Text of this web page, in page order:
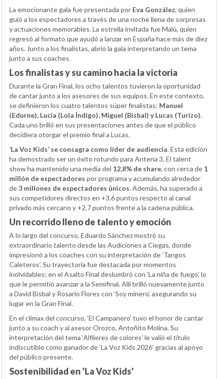
La emocionante gala fue presentada por Eva González, quien
guió a los espectadores a través de una noche llena de sorpresas
y actuaciones memorables. La estrella invitada fue Malú, quien
regresó al formato que ayudó a lanzar en España hace más de diez
años. Junto a los finalistas, abrió la gala interpretando un tema
junto a sus coaches.
Los finalistas y su camino hacia la victoria
Durante la Gran Final, los ocho talentos tuvieron la oportunidad
de cantar junto a los asesores de sus equipos. En este contexto,
se definieron los cuatro talentos súper finalistas: Manuel
(Edurne), Lucía (Lola Índigo), Miguel (Bisbal) y Lucas (Turizo).
Cada uno brilló en sus presentaciones antes de que el público
decidiera otorgar el premio final a Lucas.
‘La Voz Kids’ se consagra como líder de audiencia. Esta edición
ha demostrado ser un éxito rotundo para Antena 3. El talent
show ha mantenido una media del 12,8% de share, con cerca de 1
millón de espectadores por programa y acumulando alrededor
de3 millones de espectadores únicos. Además, ha superado a
sus competidores directos en +3,6 puntos respecto al canal
privado más cercano y +2,7 puntos frente a la cadena pública.
Un recorrido lleno de talento y emoción
A lo largo del concurso, Eduardo Sánchez mostró su
extraordinario talento desde las Audiciones a Ciegas, donde
impresionó a los coaches con su interpretación de ‘Tangos
Caleteros’. Su trayectoria fue destacada por momentos
inolvidables; en el Asalto Final deslumbró con ‘La niña de fuego’, lo
que le permitió avanzar a la Semifinal. Allí brilló nuevamente junto
a David Bisbal y Rosario Flores con ‘Soy minero’, asegurando su
lugar en la Gran Final.
En el clímax del concurso, ‘El Campanero’ tuvo el honor de cantar
junto a su coach y al asesor Orozco, Antoñito Molina. Su
interpretación del tema ‘Alfileres de colores’ le valió el título
indiscutible como ganador de ‘La Voz Kids 2026’ gracias al apoyo
del público presente.
Sostenibilidad en 'La Voz Kids'